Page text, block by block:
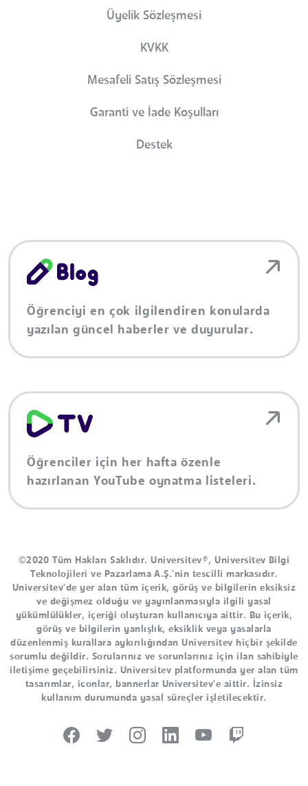
Üyelik Sözleşmesi
KVKK
Mesafeli Satış Sözleşmesi
Garanti ve İade Koşulları
Destek
Öğrenciyi en çok ilgilendiren konularda
yazılan güncel haberler ve duyurular.
Öğrenciler için her hafta özenle
hazırlanan YouTube oynatma listeleri.
©2020 Tüm Hakları Saklıdır. Universitev®, Universitev Bilgi
Teknolojileri ve Pazarlama A.Ş.'nin tescilli markasıdır.
Universitev'de yer alan tüm içerik, görüş ve bilgilerin eksiksiz
ve değişmez olduğu ve yayınlanmasıyla ilgili yasal
yükümlülükler, içeriği oluşturan kullanıcıya aittir. Bu içerik,
görüş ve bilgilerin yanlışlık, eksiklik veya yasalarla
düzenlenmiş kurallara aykırılığından Universitev hiçbir şekilde
sorumlu değildir. Sorularınız ve sorunlarınız için ilan sahibiyle
iletişime geçebilirsiniz. Universitev platformunda yer alan tüm
tasarımlar, iconlar, bannerlar Universitev'e aittir. İzinsiz
kullanım durumunda yasal süreçler işletilecektir.